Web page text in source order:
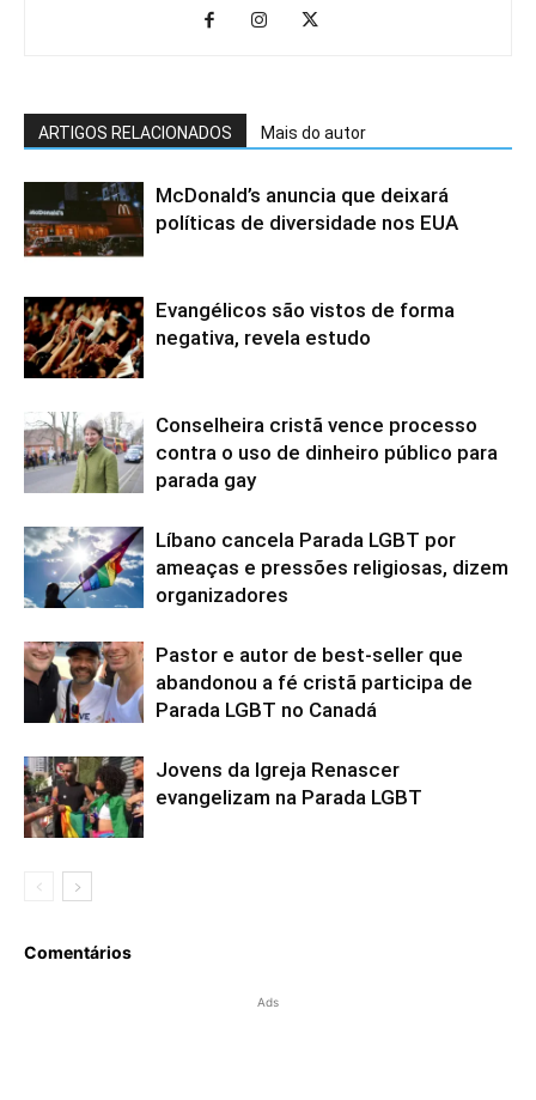
ARTIGOS RELACIONADOS Mais do autor
McDonald’s anuncia que deixará
políticas de diversidade nos EUA
Evangélicos são vistos de forma
negativa, revela estudo
Conselheira cristã vence processo
contra o uso de dinheiro público para
parada gay
Líbano cancela Parada LGBT por
ameaças e pressões religiosas, dizem
organizadores
Pastor e autor de best-seller que
abandonou a fé cristã participa de
Parada LGBT no Canadá
Jovens da Igreja Renascer
evangelizam na Parada LGBT
Comentários
Ads